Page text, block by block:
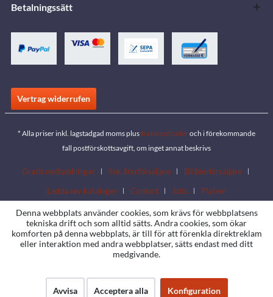
Betalningssätt
Vertrag widerrufen
* Alla priser inkl. lagstadgad moms plusfraktkostnaderoch i förekommande
fall postförskottsavgift, om inget annat beskrivs
Gratis nedladdningar Sök återförsäljare
Bli återförsäljare
Ladda ner kataloger
Contact Jobs Platser
Denna webbplats använder cookies, som krävs för webbplatsens
tekniska drift och som alltid sätts. Andra cookies, som ökar
komforten på denna webbplats, är till för att förenkla direktreklam
eller interaktion med andra webbplatser, sätts endast med ditt
medgivande.
Avvisa Acceptera alla Konfiguration